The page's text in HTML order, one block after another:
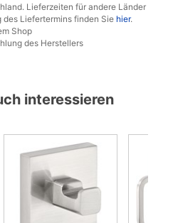
Lieferzeiten für andere Länder
des Liefertermins finden Sie hier.
Shop
des Herstellers
interessieren